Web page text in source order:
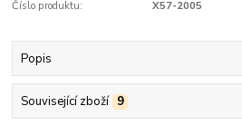
Číslo produktu: X57-2005
Popis
Související zboží 9